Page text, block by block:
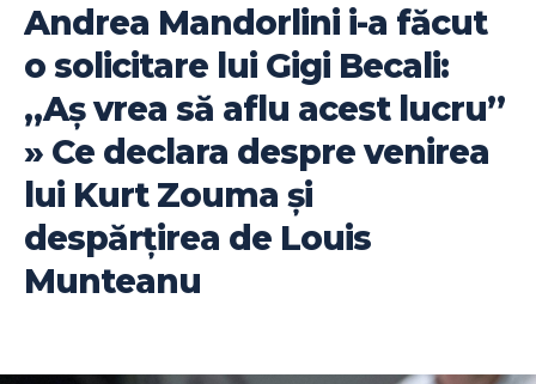
Andrea Mandorlini i-a făcut
o solicitare lui Gigi Becali:
„Aș vrea să aflu acest lucru”
» Ce declara despre venirea
lui Kurt Zouma și
despărțirea de Louis
Munteanu